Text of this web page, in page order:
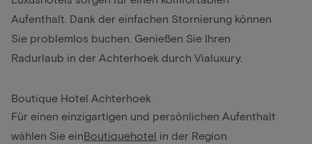
Aufenthalt. Dank der einfachen Stornierung können
Sie problemlos buchen. Genießen Sie Ihren
Radurlaub in der Achterhoek durch Vialuxury.
Boutique Hotel Achterhoek
Für einen einzigartigen und persönlichen Aufenthalt
wählen Sie einBoutiquehotel in der Region